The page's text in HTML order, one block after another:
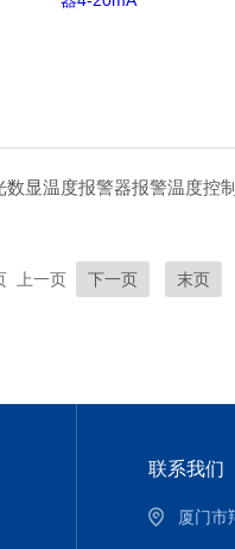
上一页 下一页 末页
联系我们
厦门市